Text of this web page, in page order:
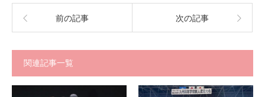
前の記事 次の記事
関連記事一覧